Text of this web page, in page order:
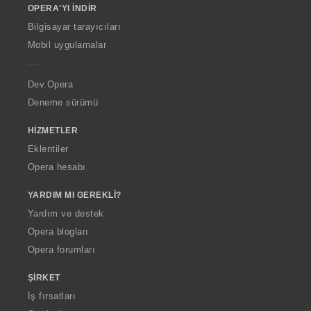
w
O
p
a
OPERA'YI İNDIR
Bilgisayar tarayıcıları
Mobil uygulamalar
Dev.Opera
Deneme sürümü
HIZMETLER
Eklentiler
Opera hesabı
YARDIM MI GEREKLI?
Yardım ve destek
Opera blogları
Opera forumları
ŞIRKET
İş fırsatları